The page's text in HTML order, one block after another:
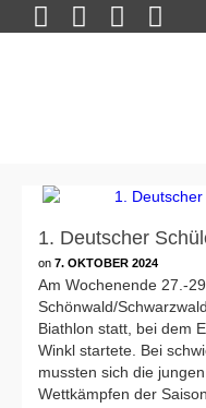
1. Deutscher
on 7. OKTOBER 2024
Am Wochenende 27.-
Schönwald/
Biathlon statt, bei dem
Winkl startete. Bei
mussten sich die
Wettkämpfen der